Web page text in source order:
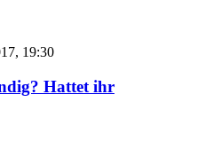
19:30
Hattet ihr